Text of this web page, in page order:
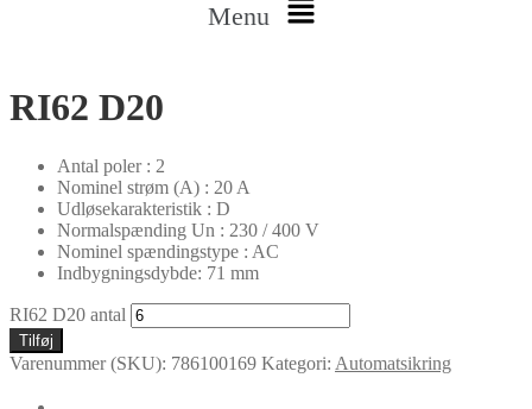
Menu
RI62 D20
Antal poler : 2
Nominel strøm (A) : 20 A
Udløsekarakteristik : D
Normalspænding Un : 230 / 400 V
Nominel spændingstype : AC
Indbygningsdybde: 71 mm
RI62 D20 antal
Tilføj
Varenummer (SKU): 786100169 Kategori: Automatsikring